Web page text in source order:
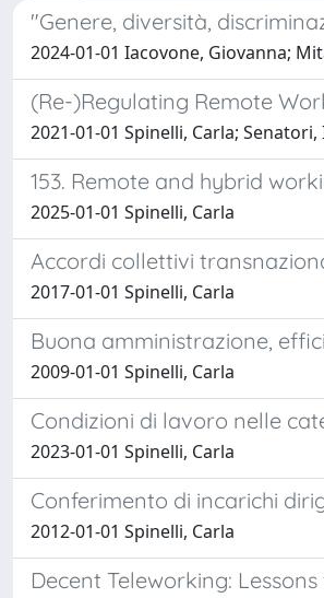
"Genere, diversità,
2024-01-01 Iacovone, Giovanna;
(Re-)Regulating Remote
2021-01-01 Spinelli, Carla; Senatori,
153. Remote and hybrid
2025-01-01 Spinelli, Carla
Accordi collettivi
2017-01-01 Spinelli, Carla
Buona amministrazione,
2009-01-01 Spinelli, Carla
Condizioni di lavoro nelle
2023-01-01 Spinelli, Carla
Conferimento di incarichi
2012-01-01 Spinelli, Carla
Decent Teleworking: